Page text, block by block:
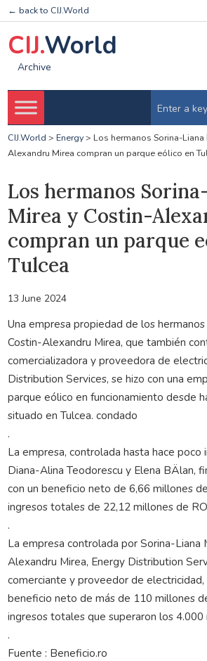
← back to CIJ.World
CIJ.World
Archive
CIJ.World > Energy> Los hermanos Sorina-
Alexandru Mirea compran un parque eólico en
Los hermanos
Mirea y Costin-
compran un parque
Tulcea
13 June 2024
Una empresa propiedad de los
Costin-Alexandru Mirea, que también
comercializadora y proveedora de
Distribution Services, se hizo con una
parque eólico en funcionamiento desde
situado en Tulcea. condado
.
La empresa, controlada hasta hace
Diana-Alina Teodorescu y Elena BÄlan,
con un beneficio neto de 6,66 millones
ingresos totales de 22,12 millones de
.
La empresa controlada por Sorina-Liana
Alexandru Mirea, Energy Distribution
comerciante y proveedor de
beneficio neto de más de 110 millones
ingresos totales que superaron los
.
Fuente : Beneficio.ro